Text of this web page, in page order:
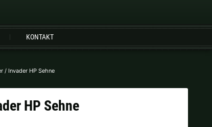
KONTAKT
/ Invader HP Sehne
HP Sehne
Finnland |€